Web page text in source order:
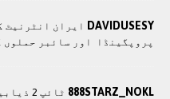
DAVIDUSESY ايران انٹرنيٹ
پروپگينڈا اور سائبر حملوں
888STARZ_NOKL
ٹائپ